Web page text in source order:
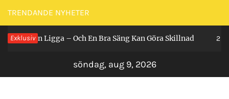
Hoppa
till
innehåll
TRENDANDE NYHETER
Exklusiv
Man Ligga – Och En Bra Säng Kan Göra Skillnad 2 år
söndag, aug 9, 2026